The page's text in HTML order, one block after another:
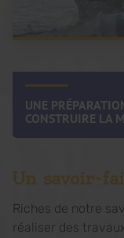
UNE
CONSTRUIRE LA
Un savoir-
Riches de notre
réaliser des